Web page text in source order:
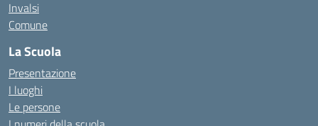
Invalsi
Comune
La Scuola
Presentazione
I luoghi
Le persone